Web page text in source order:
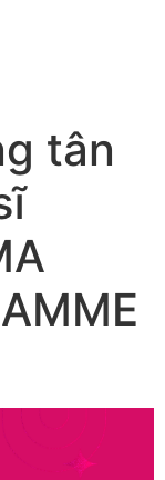
tân